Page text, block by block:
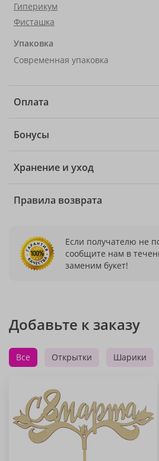
Гиперикум
Фисташка
Упаковка
Современная упаковка
Оплата
Бонусы
Хранение и уход
Правила возврата
Если получателю не
сообщите нам в
заменим букет!
Добавьте к заказу
Все Открытки Шарики